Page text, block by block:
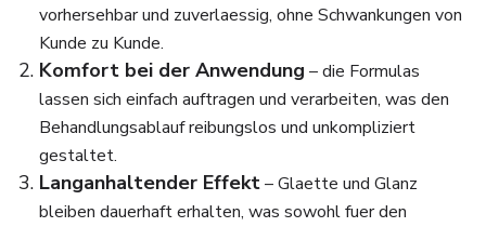
vorhersehbar und zuverlaessig, ohne Schwankungen von
Kunde zu Kunde.
Komfort bei der Anwendung – die Formulas
lassen sich einfach auftragen und verarbeiten, was den
Behandlungsablauf reibungslos und unkompliziert
gestaltet.
Langanhaltender Effekt– Glaette und Glanz
bleiben dauerhaft erhalten, was sowohl fuer den